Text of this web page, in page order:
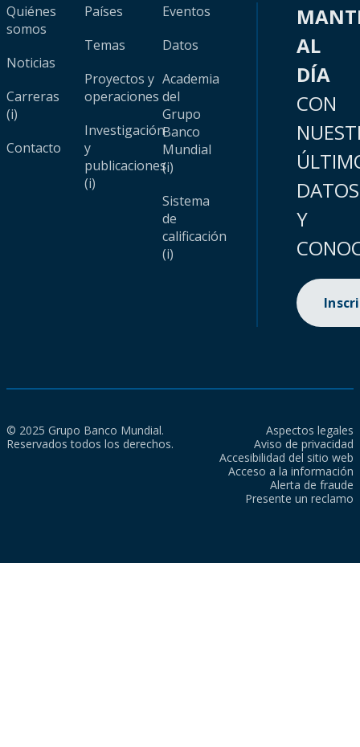
Quiénes
somos
Noticias
Carreras
(i)
Contacto
Países
Temas
Proyectos y
operaciones
Investigación
y
publicaciones
(i)
Eventos
Datos
Academia
del
Grupo
Banco
Mundial
(i)
Sistema
de
calificación
(i)
AL
DÍA
CON
DATOS
Y
© 2025 Grupo Banco Mundial.
Reservados todos los derechos.
Aspectos legales
Aviso de privacidad
Accesibilidad del sitio web
Acceso a la información
Alerta de fraude
Presente un reclamo